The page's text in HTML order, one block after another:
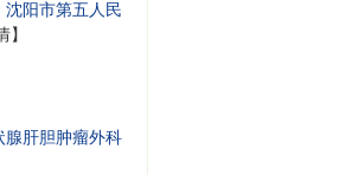
】
肝胆肿瘤外科
师